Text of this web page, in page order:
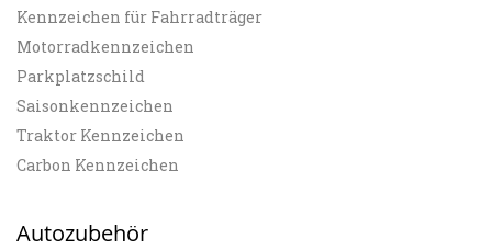
Kennzeichen für Fahrradträger
Motorradkennzeichen
Parkplatzschild
Saisonkennzeichen
Traktor Kennzeichen
Carbon Kennzeichen
Autozubehör